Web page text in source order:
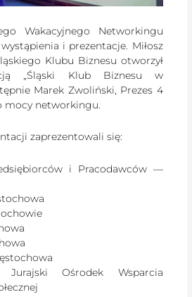
Wakacyjnego Networkingu
i prezentacje. Miłosz
Klubu Biznesu otworzył
„Śląski Klub Biznesu w
Marek Zwoliński, Prezes 4
mocy networkingu.
zaprezentowali się:
i Pracodawców —
Ośrodek Wsparcia